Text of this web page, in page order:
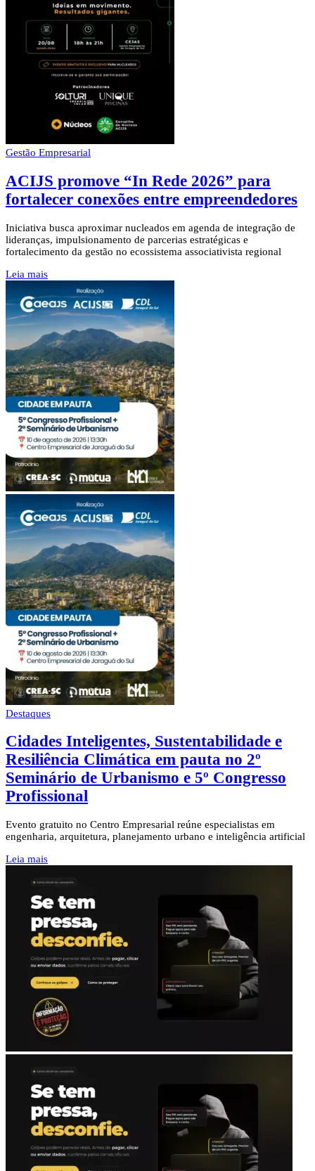
Gestão Empresarial
ACIJS promove “In Rede 2026” para
fortalecer conexões entre empreendedores
Iniciativa busca aproximar nucleados em agenda de integração de
lideranças, impulsionamento de parcerias estratégicas e
fortalecimento da gestão no ecossistema associativista regional
Leia mais
Destaques
Cidades Inteligentes, Sustentabilidade e
Resiliência Climática em pauta no 2º
Seminário de Urbanismo e 5º Congresso
Profissional
Evento gratuito no Centro Empresarial reúne especialistas em
engenharia, arquitetura, planejamento urbano e inteligência artificial
Leia mais